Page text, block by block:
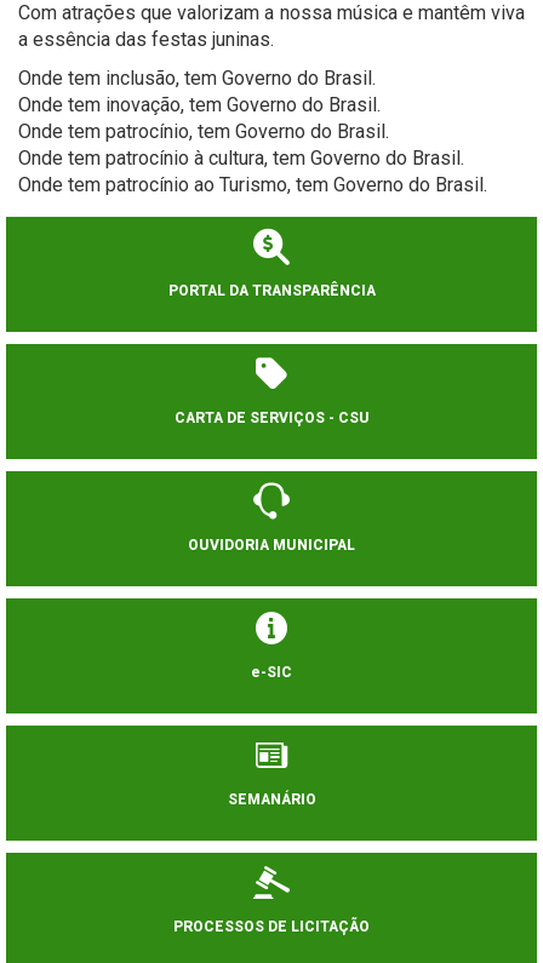
Com atrações que valorizam a nossa música e mantêm viva
a essência das festas juninas.
Onde tem inclusão, tem Governo do Brasil.
Onde tem inovação, tem Governo do Brasil.
Onde tem patrocínio, tem Governo do Brasil.
Onde tem patrocínio à cultura, tem Governo do Brasil.
Onde tem patrocínio ao Turismo, tem Governo do Brasil.
PORTAL DA TRANSPARÊNCIA
CARTA DE SERVIÇOS - CSU
OUVIDORIA MUNICIPAL
e-SIC
SEMANÁRIO
PROCESSOS DE LICITAÇÃO